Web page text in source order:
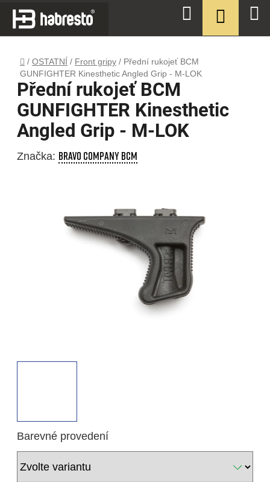
Přejít
obsah
Domů
/ OSTATNÍ / Front gripy / Přední rukojeť BCM
GUNFIGHTER Kinesthetic Angled Grip - M-LOK
Barevné provedení
Přední rukojeť BCM
GUNFIGHTER Kinesthetic
Angled Grip - M-LOK
Značka: BRAVO COMPANY BCM